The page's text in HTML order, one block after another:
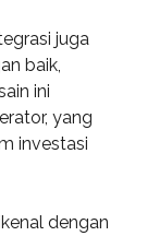
juga
baik,
ini
yang
investasi
dengan